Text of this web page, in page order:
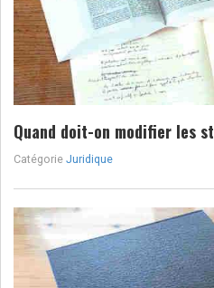
Quand doit-on modifier les
Catégorie Juridique